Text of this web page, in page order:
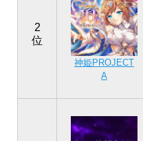
2
位
神姫PROJECT
A